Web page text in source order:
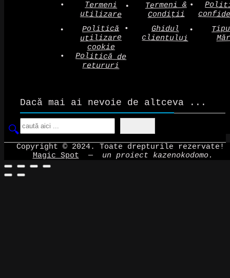
Termeni
utilizare
Termeni &
Condiții
Politică
utilizare
cookie
Ghidul
clientului
Politică de
retururi
Dacă mai ai nevoie de altceva ...
Copyright © 2024. Toate drepturile rezervate!
Magic Spot — un proiect kazenokodomo.